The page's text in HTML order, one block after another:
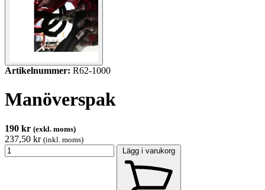
Artikelnummer: R62-1000
Manöverspak
190 kr (exkl. moms)
237,50 kr (inkl. moms)
Lägg i varukorg